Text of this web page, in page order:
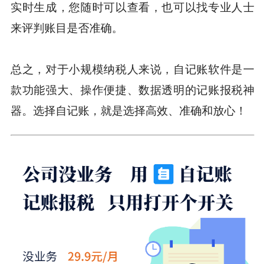
实时生成，您随时可以查看，也可以找专业人士
来评判账目是否准确。
总之，对于小规模纳税人来说，自记账软件是一
款功能强大、操作便捷、数据透明的记账报税神
器。选择自记账，就是选择高效、准确和放心！